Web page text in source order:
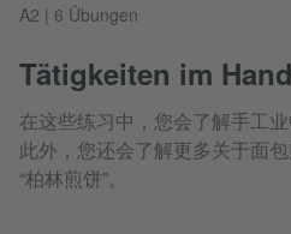
A2 | 6 Übungen
Tätigkeiten im
在这些练习中，您会了解手工
此外，您还会了解更多关于面
“柏林煎饼”。